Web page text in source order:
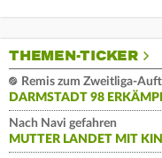
THEMEN-TICKER
Remis zum Zweitliga-
DARMSTADT 98
Nach Navi gefahren
MUTTER LANDET MIT